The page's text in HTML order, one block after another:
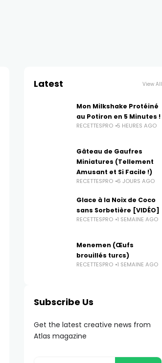
Latest View All
Mon Milkshake Protéiné
au Potiron en 5 Minutes !
RECETTESPRO 5 HEURES AGO
Gâteau de Gaufres
Miniatures (Tellement
Amusant et Si Facile !)
RECETTESPRO 6 JOURS AGO
Glace à la Noix de Coco
sans Sorbetière [VIDÉO]
RECETTESPRO 1 SEMAINE AGO
Menemen (Œufs
brouillés turcs)
RECETTESPRO 1 SEMAINE AGO
Subscribe Us
Get the latest creative news from
Atlas magazine